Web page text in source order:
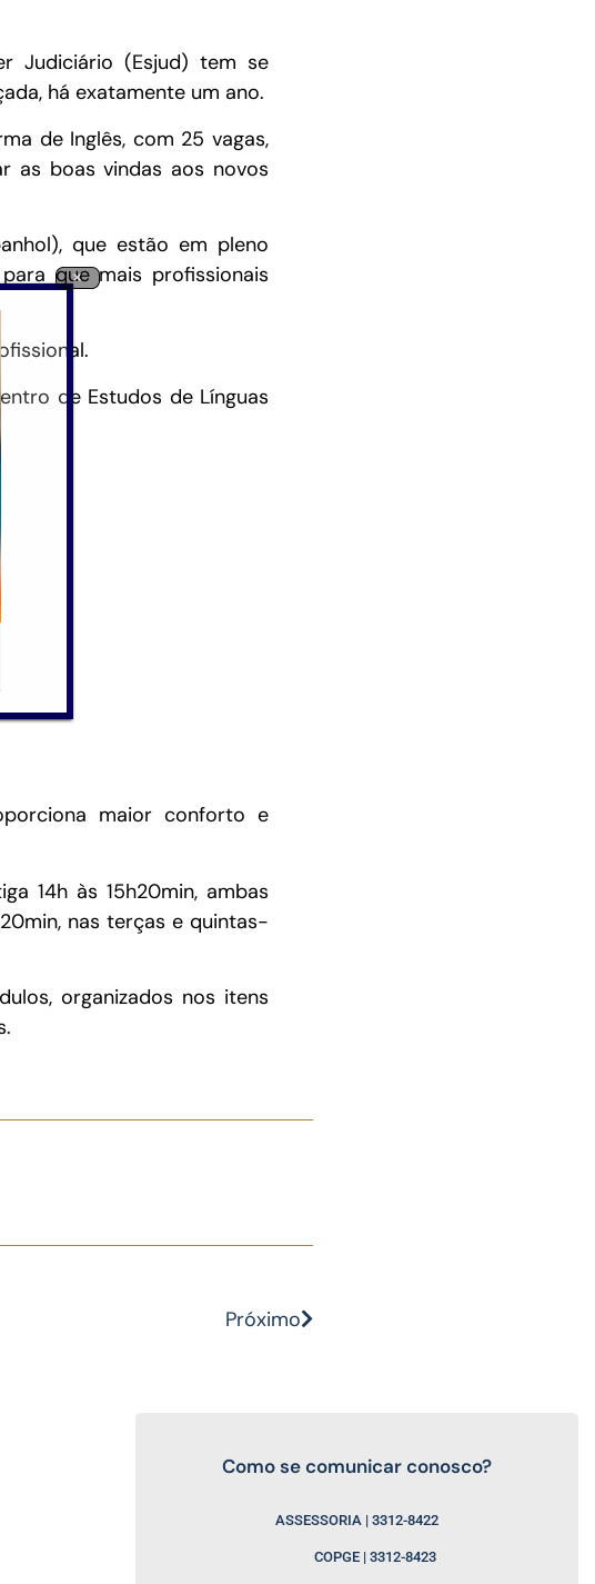
Judiciário (Esjud) tem se
há exatamente um ano.
de Inglês, com 25 vagas,
as boas vindas aos novos
que estão em pleno
que mais profissionais
de Estudos de Línguas
maior conforto e
14h às 15h20min, ambas
nas terças e quintas-
organizados nos itens
Próximo
Como se comunicar conosco?
ASSESSORIA | 3312-8422
COPGE | 3312-8423
×